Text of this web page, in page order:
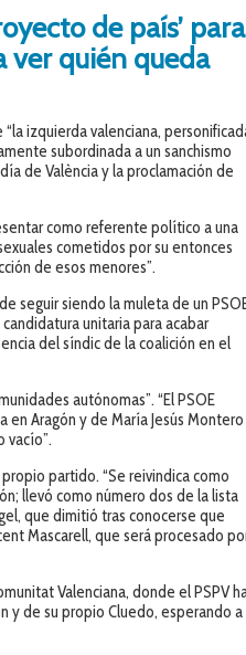
de país’ para
ver quién queda
izquierda valenciana,
subordinada a un sanchismo
de València y la proclamación de
como referente político a una
cometidos por su entonces
de esos menores”.
seguir siendo la muleta de un
unitaria para acabar
del síndic de la coalición en el
autónomas”. “El PSOE
Aragón y de María Jesús Montero
vacío”.
partido. “Se reivindica como
llevó como número dos de la lista
que dimitió tras conocerse que
Mascarell, que será procesado
Valenciana, donde el PSPV
y de su propio Cluedo, esperando a